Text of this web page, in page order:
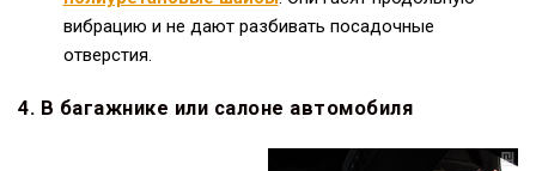
вибрацию и не дают разбивать посадочные
отверстия.
4. В багажнике или салоне автомобиля